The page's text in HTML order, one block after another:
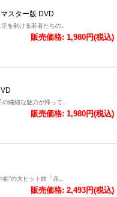
スター版 DVD
を剥ける若者たちの..
販売価格: 1,980円(税込)
繊細な魅力が帰って..
販売価格: 1,980円(税込)
”の大ヒット曲「赤..
販売価格: 2,493円(税込)